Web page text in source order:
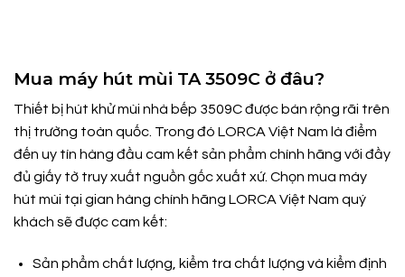
Mua máy hút mùi TA 3509C ở đâu?
Thiết bị hút khử mùi nhà bếp 3509C được bán rộng rãi trên
thị trường toàn quốc. Trong đó LORCA Việt Nam là điểm
đến uy tín hàng đầu cam kết sản phẩm chính hãng với đầy
đủ giấy tờ truy xuất nguồn gốc xuất xứ. Chọn mua máy
hút mùi tại gian hàng chính hãng LORCA Việt Nam quý
khách sẽ được cam kết:
Sản phẩm chất lượng, kiểm tra chất lượng và kiểm định